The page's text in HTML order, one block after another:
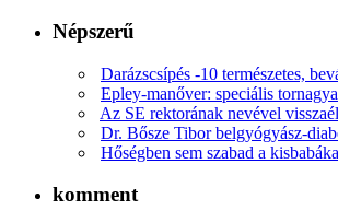
Népszerű
Darázscsípés -10 természetes,
Epley-manőver: speciális
Az SE rektorának nevével
Dr. Bősze Tibor belgyógyász-
Hőségben sem szabad a
komment